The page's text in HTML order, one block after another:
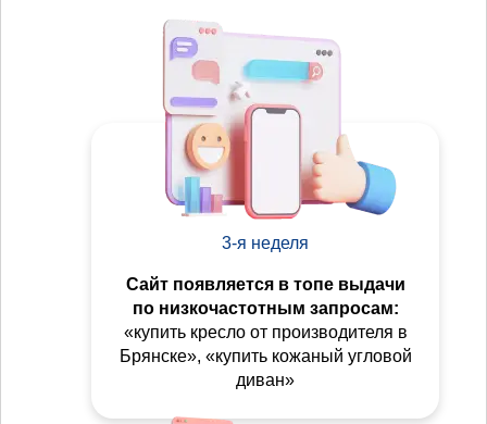
3-я неделя
Сайт появляется в топе выдачи
по низкочастотным запросам:
«купить кресло от производителя в
Брянске», «купить кожаный угловой
диван»